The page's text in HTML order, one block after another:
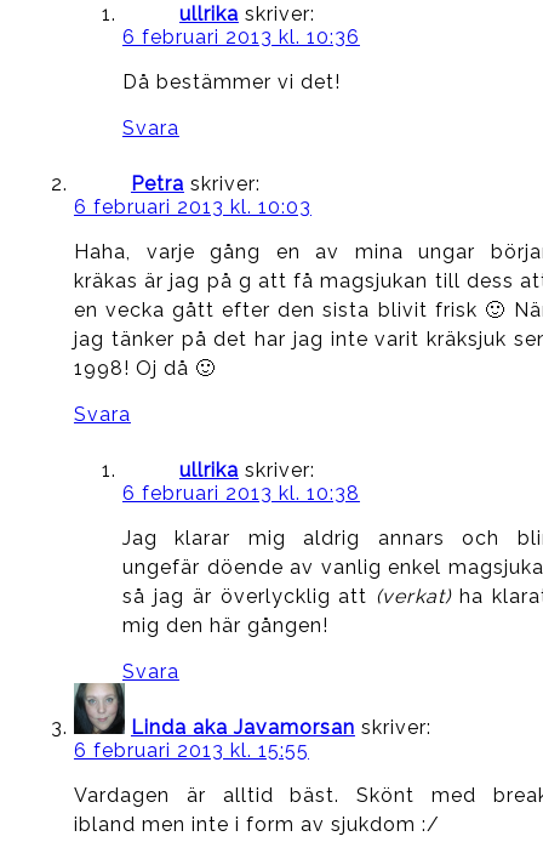
ullrika skriver:
6 februari 2013 kl. 10:36
Då bestämmer vi det!
Svara
Petra skriver:
6 februari 2013 kl. 10:03
Haha, varje gång en av mina ungar
kräkas är jag på g att få magsjukan till dess
en vecka gått efter den sista blivit frisk 🙂
jag tänker på det har jag inte varit kräksjuk
1998! Oj då 🙂
Svara
ullrika skriver:
6 februari 2013 kl. 10:38
Jag klarar mig aldrig annars och
ungefär döende av vanlig enkel
så jag är överlycklig att (verkat)ha
mig den här gången!
Svara
Linda aka Javamorsan skriver:
6 februari 2013 kl. 15:55
Vardagen är alltid bäst. Skönt med
ibland men inte i form av sjukdom :/